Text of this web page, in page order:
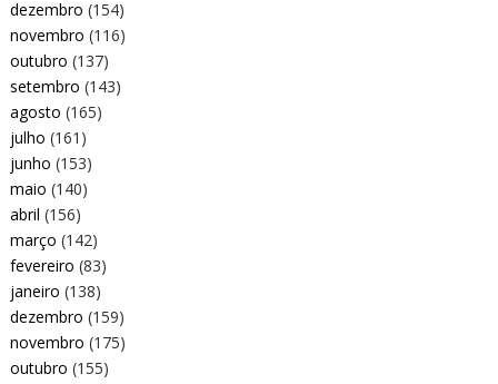
dezembro (154)
novembro (116)
outubro (137)
setembro (143)
agosto (165)
julho (161)
junho (153)
maio (140)
abril (156)
março (142)
fevereiro (83)
janeiro (138)
dezembro (159)
novembro (175)
outubro (155)